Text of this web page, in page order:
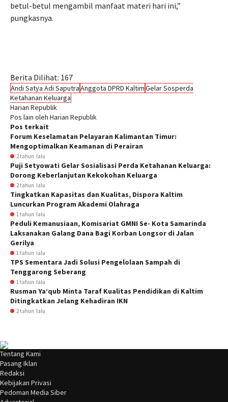
betul-betul mengambil manfaat materi hari ini,”
pungkasnya.
Berita Dilihat: 167
Andi Satya Adi SaputraAnggota DPRD KaltimGelar Sosperda
Ketahanan Keluarga
Harian Republik
Pos lain oleh Harian Republik
Pos terkait
Forum Keselamatan Pelayaran Kalimantan Timur:
Mengoptimalkan Keamanan di Perairan
2 tahun lalu
Puji Setyowati Gelar Sosialisasi Perda Ketahanan Keluarga:
Dorong Keberlanjutan Kekokohan Keluarga
2 tahun lalu
Tingkatkan Kapasitas dan Kualitas, Dispora Kaltim
Luncurkan Program Akademi Olahraga
1 tahun lalu
Peduli Kemanusiaan, Komisariat GMNI Se- Kota Samarinda
Laksanakan Galang Dana Bagi Korban Longsor di Jalan
Gerilya
1 tahun lalu
TPS Sementara Jadi Solusi Pengelolaan Sampah di
Tenggarong Seberang
1 tahun lalu
Rusman Ya’qub Minta Taraf Kualitas Pendidikan di Kaltim
Ditingkatkan Jelang Kehadiran IKN
2 tahun lalu
Tentang Kami
Pasang Iklan
Redaksi
Kebijakan Privasi
Pedoman Media Siber